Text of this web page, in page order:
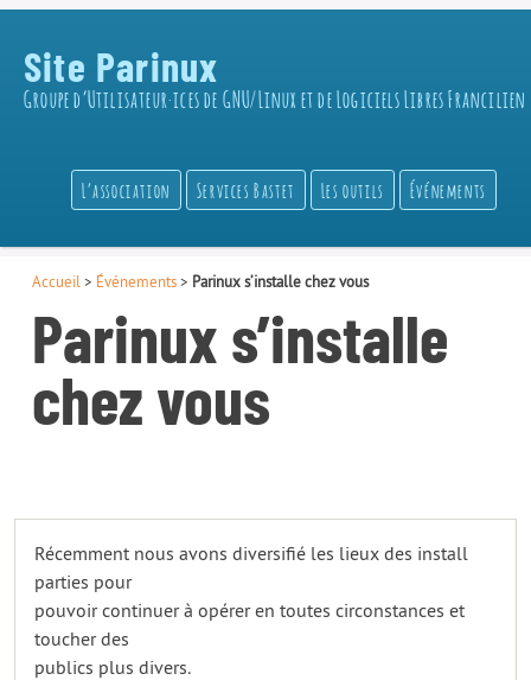
Site Parinux
Groupe d’Utilisateur·ices de GNU/Linux et de Logiciels Libres Francilien
L’association Services Bastet Les outils Événements
Accueil > Événements> Parinux s’installe chez vous
Parinux s’installe
chez vous
Récemment nous avons diversifié les lieux des install
parties pour
pouvoir continuer à opérer en toutes circonstances et
toucher des
publics plus divers.